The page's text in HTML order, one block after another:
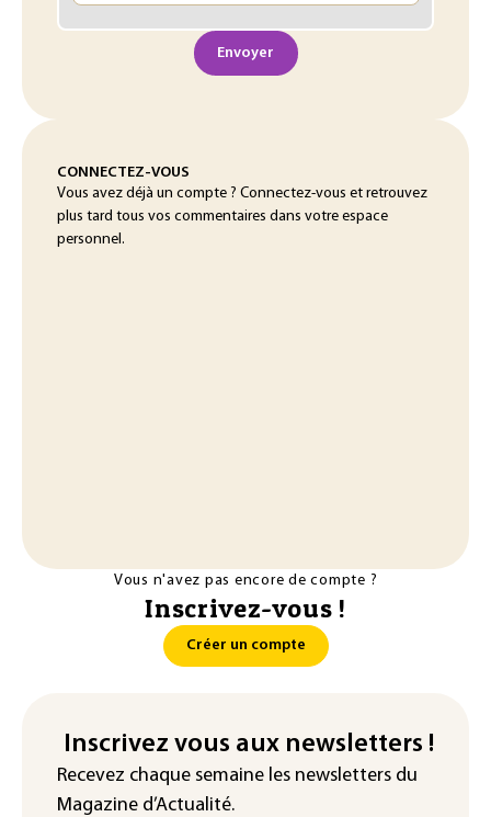
Envoyer
CONNECTEZ-VOUS
Vous avez déjà un compte ? Connectez-vous et retrouvez
plus tard tous vos commentaires dans votre espace
personnel.
Vous n'avez pas encore de compte ?
Inscrivez-vous !
Créer un compte
Inscrivez vous aux newsletters !
Recevez chaque semaine les newsletters du
Magazine d’Actualité.